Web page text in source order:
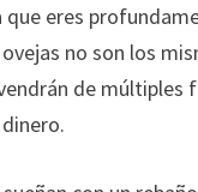
que eres
no son los
de múltiples